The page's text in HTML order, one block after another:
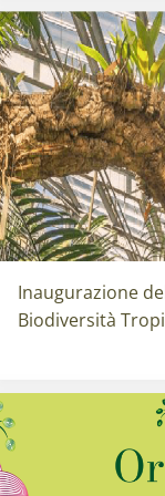
Titolo card:
Inaugurazione
Biodiversità